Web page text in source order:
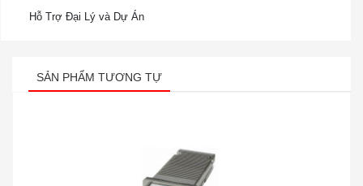
Hỗ Trợ Đại Lý và Dự Án
SẢN PHẨM TƯƠNG TỰ